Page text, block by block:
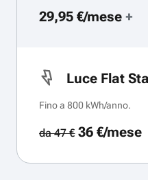
29,95 €/mese +
Luce Flat
Fino a 800 kWh/anno.
da 47 €36 €/mese